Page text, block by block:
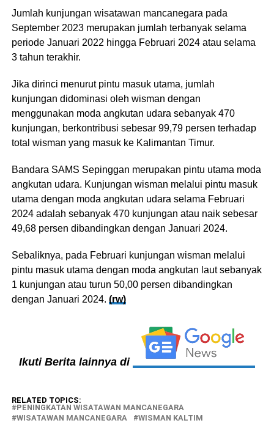
Jumlah kunjungan wisatawan mancanegara pada
September 2023 merupakan jumlah terbanyak selama
periode Januari 2022 hingga Februari 2024 atau selama
3 tahun terakhir.
Jika dirinci menurut pintu masuk utama, jumlah
kunjungan didominasi oleh wisman dengan
menggunakan moda angkutan udara sebanyak 470
kunjungan, berkontribusi sebesar 99,79 persen terhadap
total wisman yang masuk ke Kalimantan Timur.
Bandara SAMS Sepinggan merupakan pintu utama moda
angkutan udara. Kunjungan wisman melalui pintu masuk
utama dengan moda angkutan udara selama Februari
2024 adalah sebanyak 470 kunjungan atau naik sebesar
49,68 persen dibandingkan dengan Januari 2024.
Sebaliknya, pada Februari kunjungan wisman melalui
pintu masuk utama dengan moda angkutan laut sebanyak
1 kunjungan atau turun 50,00 persen dibandingkan
dengan Januari 2024. (rw)
Ikuti Berita lainnya di
RELATED TOPICS:
PENINGKATAN WISATAWAN MANCANEGARA
WISATAWAN MANCANEGARA
WISMAN KALTIM